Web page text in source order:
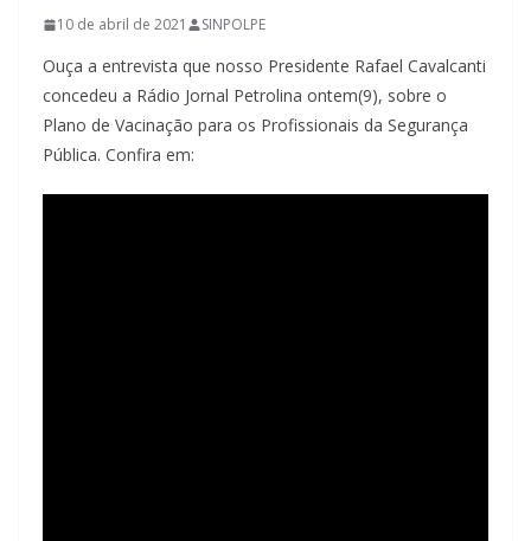
10 de abril de 2021 SINPOLPE
Ouça a entrevista que nosso Presidente Rafael Cavalcanti
concedeu a Rádio Jornal Petrolina ontem(9), sobre o
Plano de Vacinação para os Profissionais da Segurança
Pública. Confira em: